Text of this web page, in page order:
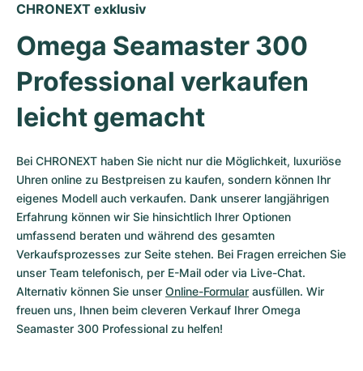
CHRONEXT exklusiv
Omega Seamaster 300
Professional verkaufen
leicht gemacht
Bei CHRONEXT haben Sie nicht nur die Möglichkeit, luxuriöse
Uhren online zu Bestpreisen zu kaufen, sondern können Ihr
eigenes Modell auch verkaufen. Dank unserer langjährigen
Erfahrung können wir Sie hinsichtlich Ihrer Optionen
umfassend beraten und während des gesamten
Verkaufsprozesses zur Seite stehen. Bei Fragen erreichen Sie
unser Team telefonisch, per E-Mail oder via Live-Chat.
Alternativ können Sie unser Online-Formular ausfüllen. Wir
freuen uns, Ihnen beim cleveren Verkauf Ihrer Omega
Seamaster 300 Professional zu helfen!